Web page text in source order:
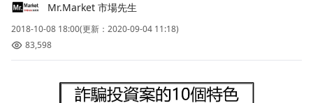
Mr.Market 市場先生
2018-10-08 18:00(更新：2020-09-04 11:18)
83,598